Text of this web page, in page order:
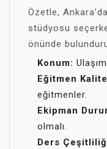
Özetle,
stüdyosu
önünde
Konum:
Eğitmen
eğitmenler.
Ekipman
olmalı.
Ders